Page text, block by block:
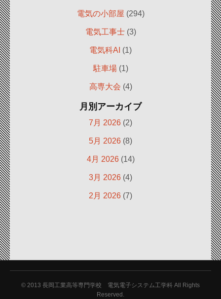
電気の小部屋 (294)
電気工事士(3)
電気科AI (1)
駐車場(1)
高専大会 (4)
月別アーカイブ
7月 2026 (2)
5月 2026 (8)
4月 2026(14)
3月 2026 (4)
2月 2026 (7)
© 2013 長岡工業高等専門学校 電気電子システム工学科 All Rights
Reserved.